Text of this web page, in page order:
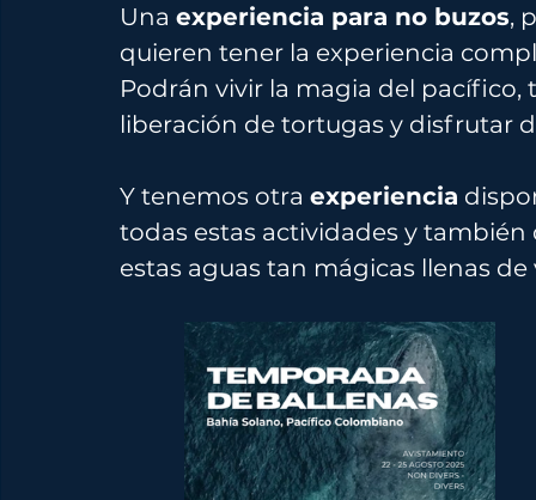
Una experiencia para no buzos,
quieren tener la experiencia
Podrán vivir la magia del
liberación de tortugas y disfrutar
Y tenemos otra experiencia
todas estas actividades y
estas aguas tan mágicas llenas de